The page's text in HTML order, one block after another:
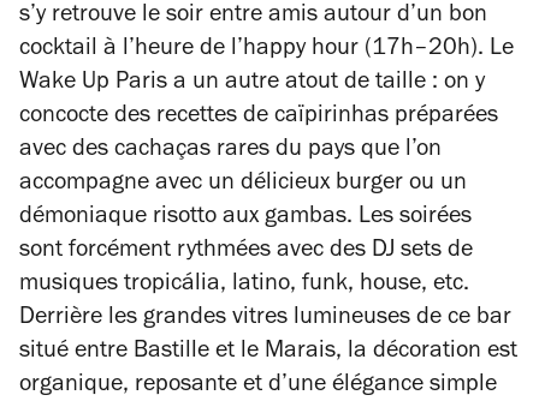
s’y retrouve le soir entre amis autour d’un bon
cocktail à l’heure de l’happy hour (17h–20h). Le
Wake Up Paris a un autre atout de taille : on y
concocte des recettes de caïpirinhas préparées
avec des cachaças rares du pays que l’on
accompagne avec un délicieux burger ou un
démoniaque risotto aux gambas. Les soirées
sont forcément rythmées avec des DJ sets de
musiques tropicália, latino, funk, house, etc.
Derrière les grandes vitres lumineuses de ce bar
situé entre Bastille et le Marais, la décoration est
organique, reposante et d’une élégance simple